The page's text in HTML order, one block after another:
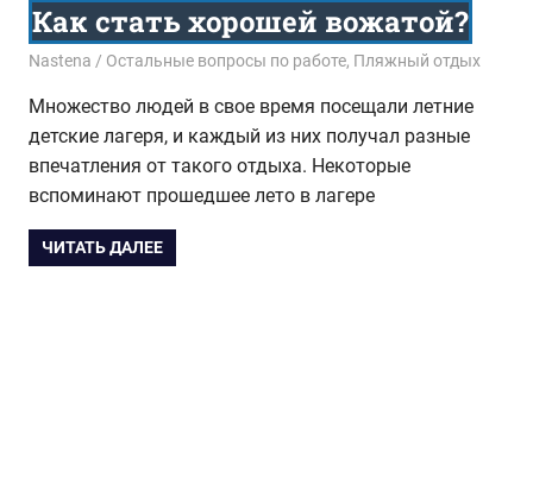
Как стать хорошей вожатой?
11.10.2015
Nastena Остальные вопросы по работе, Пляжный отдых
Множество людей в свое время посещали летние
детские лагеря, и каждый из них получал разные
впечатления от такого отдыха. Некоторые
вспоминают прошедшее лето в лагере
ЧИТАТЬ ДАЛЕЕ